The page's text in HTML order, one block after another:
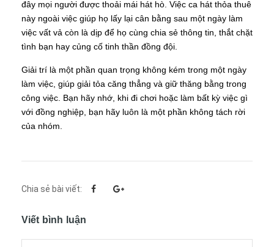
đây mọi người được thoải mái hát hò. Việc ca hát thỏa thuê
này ngoài việc giúp họ lấy lại cân bằng sau một ngày làm
việc vất vả còn là dịp để họ cùng chia sẻ thông tin, thắt chặt
tình bạn hay củng cố tinh thần đồng đội.
Giải trí là một phần quan trọng không kém trong một ngày
làm việc, giúp giải tỏa căng thẳng và giữ thăng bằng trong
công việc. Bạn hãy nhớ, khi đi chơi hoặc làm bất kỳ việc gì
với đồng nghiệp, bạn hãy luôn là một phần không tách rời
của nhóm.
Chia sẻ bài viết:
Viết bình luận